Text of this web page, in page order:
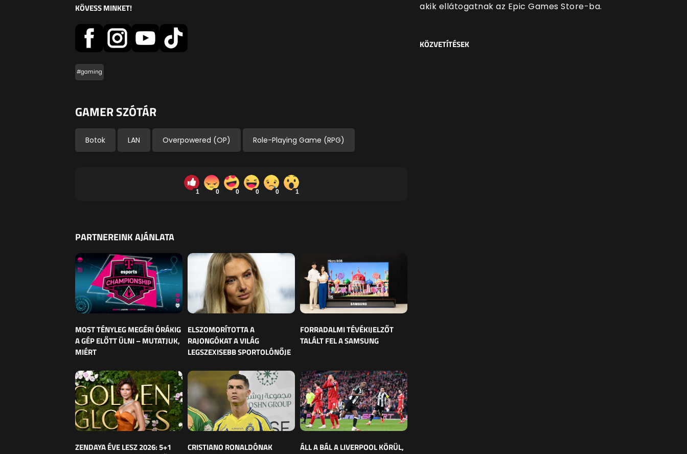
KÖVESS MINKET!
#gaming
GAMER SZÓTÁR
Botok LAN Overpowered (OP) Role-Playing Game (RPG)
1 0 0 0 0 1
PARTNEREINK AJÁNLATA
MOST TÉNYLEG MEGÉRI ÓRÁKIG
A GÉP ELŐTT ÜLNI – MUTATJUK,
MIÉRT
ELSZOMORÍTOTTA A
RAJONGÓKAT A VILÁG
LEGSZEXISEBB SPORTOLÓNŐJE
FORRADALMI TÉVÉKIJELZŐT
TALÁLT FEL A SAMSUNG
ZENDAYA ÉVE LESZ 2026: 5+1
CRISTIANO RONALDÓNAK
ÁLL A BÁL A LIVERPOOL KÖRÜL,
akik ellátogatnak az Epic Games Store-ba.
KÖZVETÍTÉSEK